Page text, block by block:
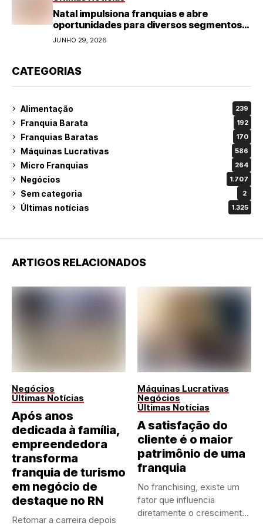
Natal impulsiona franquias e abre
oportunidades para diversos segmentos
do varejo
JUNHO 29, 2026
CATEGORIAS
Alimentação 239
Franquia Barata 192
Franquias Baratas 170
Máquinas Lucrativas 586
Micro Franquias 264
Negócios 1.707
Sem categoria 2
Últimas notícias 1.325
ARTIGOS RELACIONADOS
Negócios
Últimas Notícias
Após anos
dedicada à família,
empreendedora
transforma
franquia de turismo
em negócio de
destaque no RN
Retomar a carreira depois
Máquinas Lucrativas
Negócios
Últimas Notícias
A satisfação do
cliente é o maior
patrimônio de uma
franquia
No franchising, existe um
fator que influencia
diretamente o crescimento